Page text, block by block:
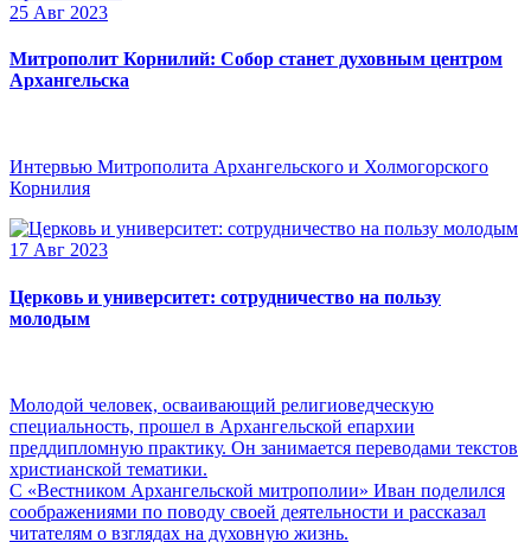
25 Авг 2023
Митрополит Корнилий: Собор станет духовным центром
Архангельска
Интервью Митрополита Архангельского и Холмогорского
Корнилия
17 Авг 2023
Церковь и университет: сотрудничество на пользу
молодым
Молодой человек, осваивающий религиоведческую
специальность, прошел в Архангельской епархии
преддипломную практику. Он занимается переводами текстов
христианской тематики.
С «Вестником Архангельской митрополии» Иван поделился
соображениями по поводу своей деятельности и рассказал
читателям о взглядах на духовную жизнь.